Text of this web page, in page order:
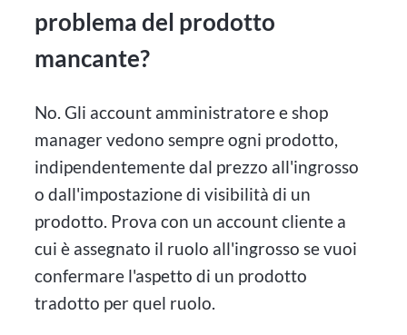
problema del prodotto
mancante?
No. Gli account amministratore e shop
manager vedono sempre ogni prodotto,
indipendentemente dal prezzo all'ingrosso
o dall'impostazione di visibilità di un
prodotto. Prova con un account cliente a
cui è assegnato il ruolo all'ingrosso se vuoi
confermare l'aspetto di un prodotto
tradotto per quel ruolo.